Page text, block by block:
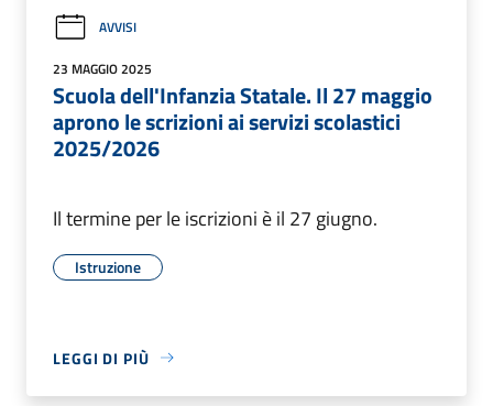
AVVISI
23 MAGGIO 2025
Scuola dell'Infanzia Statale. Il 27 maggio
aprono le scrizioni ai servizi scolastici
2025/2026
Il termine per le iscrizioni è il 27 giugno.
Istruzione
LEGGI DI PIÙ